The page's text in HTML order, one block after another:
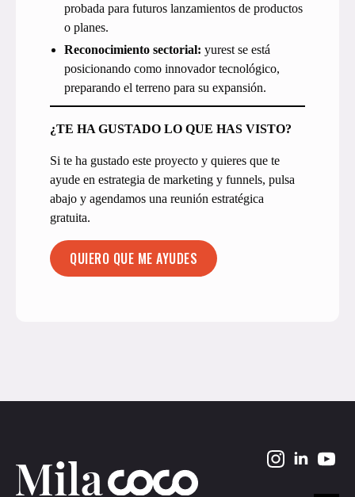
probada para futuros lanzamientos de productos
o planes.
Reconocimiento sectorial: yurest se está
posicionando como innovador tecnológico,
preparando el terreno para su expansión.
¿TE HA GUSTADO LO QUE HAS VISTO?
Si te ha gustado este proyecto y quieres que te
ayude en estrategia de marketing y funnels, pulsa
abajo y agendamos una reunión estratégica
gratuita.
QUIERO QUE ME AYUDES